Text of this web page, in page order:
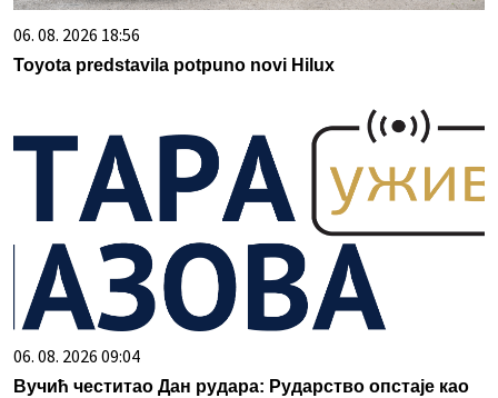
06. 08. 2026 18:56
Toyota predstavila potpuno novi Hilux
06. 08. 2026 09:04
Вучић честитао Дан рудара: Рударство опстаје као